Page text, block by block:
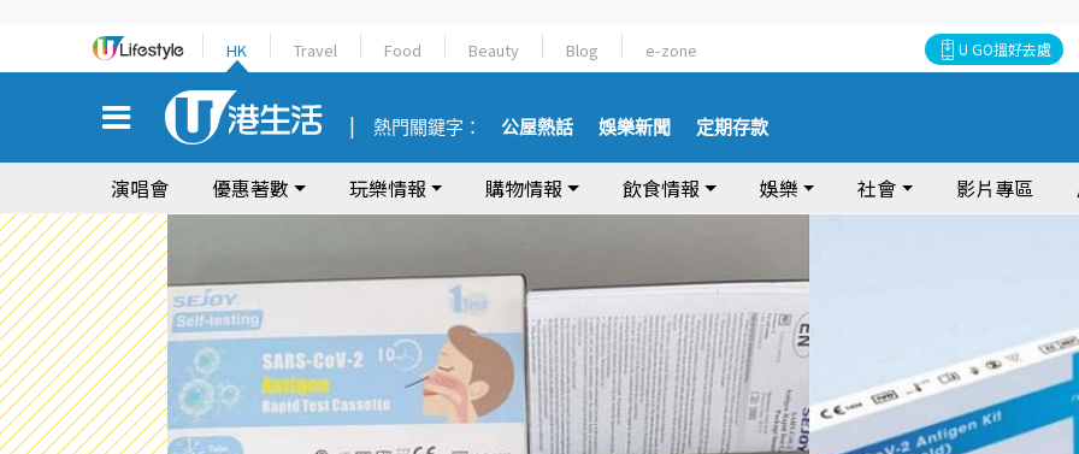
HK Travel Food Beauty Blog e-zone U GO搵好去處
熱門關鍵字： 公屋熱話 娛樂新聞 定期存款
演唱會 優惠著數 玩樂情報 購物情報 飲食情報 娛樂 社會 影片專區